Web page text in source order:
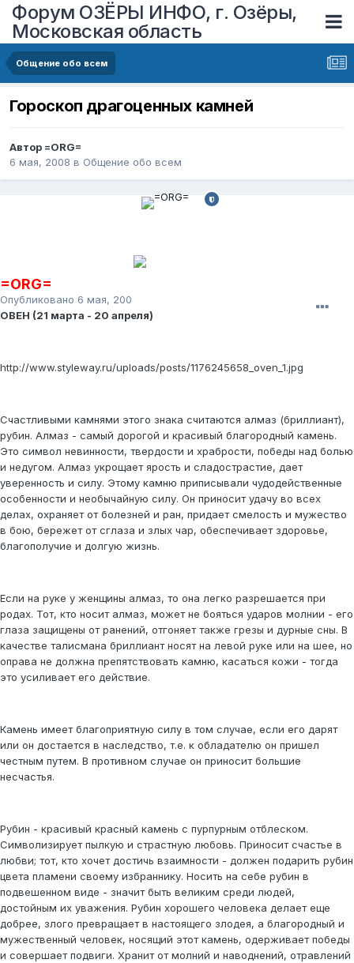
Форум ОЗЁРЫ ИНФО, г. Озёры,
Московская область
Общение обо всем
Гороскоп драгоценных камней
Автор =ORG=
6 мая, 2008 в Общение обо всем
=ORG=
Опубликовано 6 мая, 2008
ОВЕН (21 марта - 20 апреля)
http://www.styleway.ru/uploads/posts/1176245658_oven_1.jpg
Счастливыми камнями этого знака считаются алмаз (бриллиант),
рубин. Алмаз - самый дорогой и красивый благородный камень.
Это символ невинности, твердости и храбрости, победы над болью
и недугом. Алмаз укрощает ярость и сладострастие, дает
уверенность и силу. Этому камню приписывали чудодейственные
особенности и необычайную силу. Он приносит удачу во всех
делах, охраняет от болезней и ран, придает смелость и мужество
в бою, бережет от сглаза и злых чар, обеспечивает здоровье,
благополучие и долгую жизнь.
Если на руке у женщины алмаз, то она легко разрешается при
родах. Тот, кто носит алмаз, может не бояться ударов молнии - его
глаза защищены от ранений, отгоняет также грезы и дурные сны. В
качестве талисмана бриллиант носят на левой руке или на шее, но
оправа не должна препятствовать камню, касаться кожи - тогда
это усиливает его действие.
Камень имеет благоприятную силу в том случае, если его дарят
или он достается в наследство, т.е. к обладателю он пришел
честным путем. В противном случае он приносит большие
несчастья.
Рубин - красивый красный камень с пурпурным отблеском.
Символизирует пылкую и страстную любовь. Приносит счастье в
любви; тот, кто хочет достичь взаимности - должен подарить рубин
цвета пламени своему избраннику. Носить на себе рубин в
подвешенном виде - значит быть великим среди людей,
достойным их уважения. Рубин хорошего человека делает еще
добрее, злого превращает в настоящего злодея, а благородный и
мужественный человек, носящий этот камень, одерживает победы
и совершает подвиги. Хранит от молний и наводнений, отравлений